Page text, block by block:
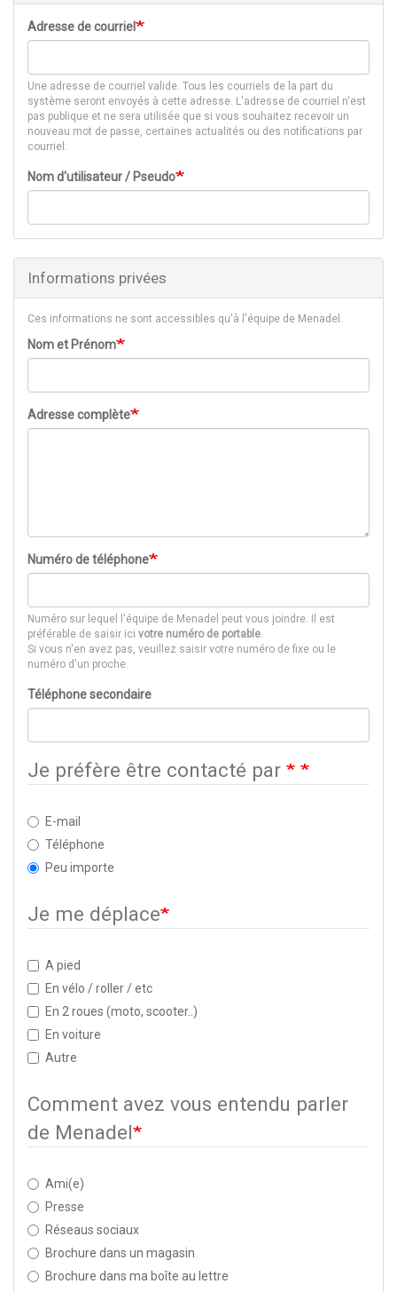
Adresse de courriel
Une adresse de courriel valide. Tous les courriels de la part du
système seront envoyés à cette adresse. L'adresse de courriel n'est
pas publique et ne sera utilisée que si vous souhaitez recevoir un
nouveau mot de passe, certaines actualités ou des notifications par
courriel.
Nom d'utilisateur / Pseudo
Informations privées
Ces informations ne sont accessibles qu'à l'équipe de Menadel.
Nom et Prénom
Adresse complète
Numéro de téléphone
Numéro sur lequel l'équipe de Menadel peut vous joindre. Il est
préférable de saisir ici votre numéro de portable.
Si vous n'en avez pas, veuillez saisir votre numéro de fixe ou le
numéro d'un proche.
Téléphone secondaire
Je préfère être contacté par
E-mail
Téléphone
Peu importe
Je me déplace
A pied
En vélo / roller / etc
En 2 roues (moto, scooter..)
En voiture
Autre
Comment avez vous entendu parler
de Menadel
Ami(e)
Presse
Réseaus sociaux
Brochure dans un magasin
Brochure dans ma boîte au lettre